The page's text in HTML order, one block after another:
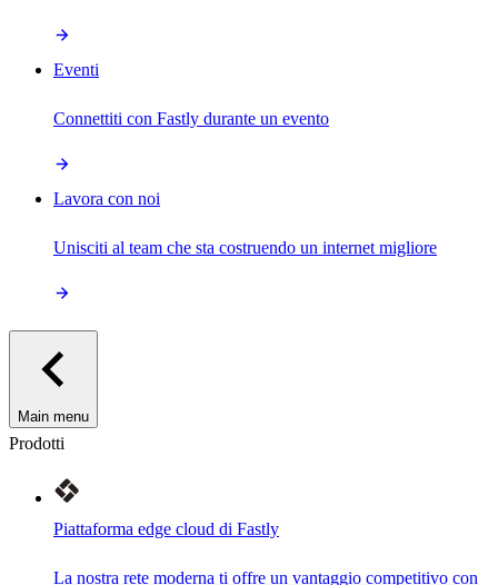
Eventi
Connettiti con Fastly durante un evento
Lavora con noi
Unisciti al team che sta costruendo un internet migliore
Main menu
Prodotti
Piattaforma edge cloud di Fastly
La nostra rete moderna ti offre un vantaggio competitivo con